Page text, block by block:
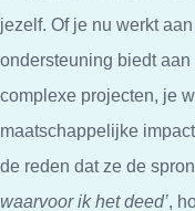
jezelf. Of je nu werkt
ondersteuning biedt
complexe projecten, je
maatschappelijke
de reden dat ze de
waarvoor ik het deed’,